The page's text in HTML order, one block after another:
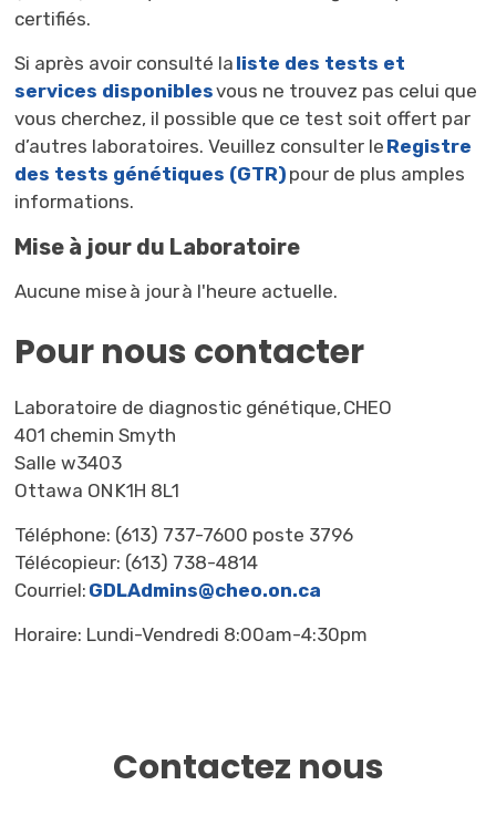
certifiés.
Si après avoir consulté la liste des tests et
services disponiblesvous ne trouvez pas celui que
vous cherchez, il possible que ce test soit offert par
d’autres laboratoires. Veuillez consulter le Registre
des tests génétiques (GTR) pour de plus amples
informations.
Mise à jour du Laboratoire
Aucune mise à jour à l'heure actuelle.
Pour nous contacter
Laboratoire de diagnostic génétique, CHEO
401 chemin Smyth
Salle w3403
Ottawa ON K1H 8L1
Téléphone: (613) 737-7600 poste 3796
Télécopieur: (613) 738-4814
Courriel: GDLAdmins@cheo.on.ca
Horaire: Lundi-Vendredi 8:00am-4:30pm
Contactez nous